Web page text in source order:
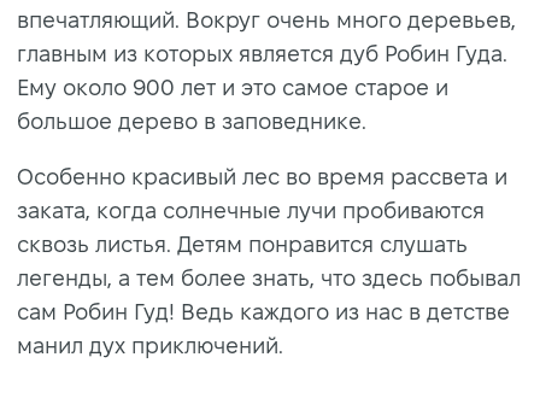
впечатляющий. Вокруг очень много деревьев,
главным из которых является дуб Робин Гуда.
Ему около 900 лет и это самое старое и
большое дерево в заповеднике.
Особенно красивый лес во время рассвета и
заката, когда солнечные лучи пробиваются
сквозь листья. Детям понравится слушать
легенды, а тем более знать, что здесь побывал
сам Робин Гуд! Ведь каждого из нас в детстве
манил дух приключений.